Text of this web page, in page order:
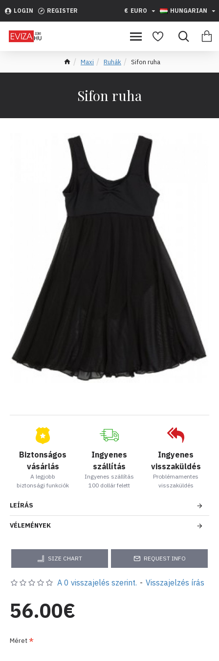
LOGIN REGISTER € EURO HUNGARIAN
Maxi Ruhák Sifon ruha
Sifon ruha
Biztonságos
vásárlás
A legjobb
biztonsági funkciók
Ingyenes
szállítás
Ingyenes szállítás
100 dollár felett
Ingyenes
visszaküldés
Problémamentes
visszaküldés
LEÍRÁS
VÉLEMÉNYEK
SIZE CHART REQUEST INFO
A 0 visszajelés szerint. - Visszajelzés írás
56.00€
Méret